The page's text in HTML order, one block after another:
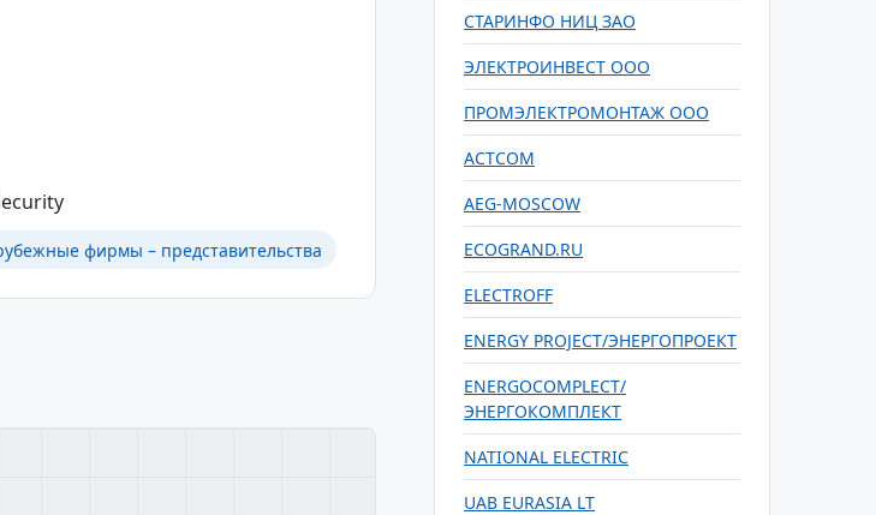
фирмы – представительства
СТАРИНФО НИЦ ЗАО
ЭЛЕКТРОИНВЕСТ ООО
ПРОМЭЛЕКТРОМОНТАЖ ООО
ACTCOM
AEG-MOSCOW
ECOGRAND.RU
ELECTROFF
ENERGY PROJECT/ЭНЕРГОПРОЕКТ
ENERGOCOMPLECT/
ЭНЕРГОКОМПЛЕКТ
NATIONAL ELECTRIC
UAB EURASIA LT